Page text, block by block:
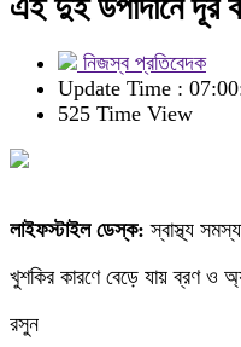
এই দুই উপাদানে দূর
নিজস্ব প্রতিবেদক
Update Time :
525 Time View
লাইফস্টাইল ডেস্ক: স্বাস্থ্য
খুশকির কারণে বেড়ে যায় ব্রণ ও
রসুন